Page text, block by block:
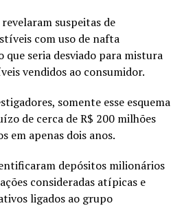
suspeitas de
com uso de nafta
seria desviado para mistura
vendidos ao consumidor.
somente esse esquema
de cerca de R$ 200 milhões
em apenas dois anos.
depósitos milionários
consideradas atípicas e
ligados ao grupo